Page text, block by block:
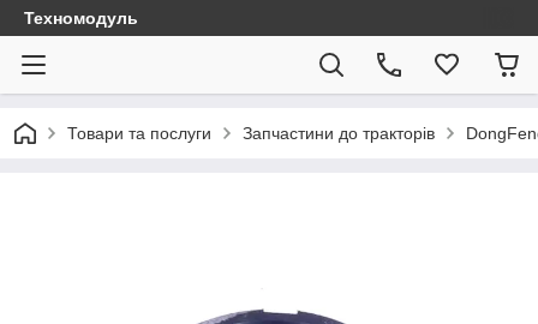
Техномодуль
Товари та послуги Запчастини до тракторів